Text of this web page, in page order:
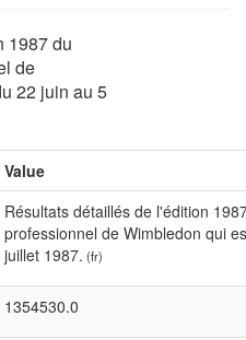
1987 du
de
22 juin au 5
Value
Résultats détaillés de l'édition
professionnel de Wimbledon qui
juillet 1987. (fr)
1354530.0